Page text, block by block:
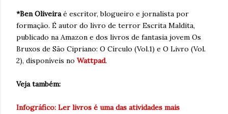
*Ben Oliveiraé escritor, blogueiro e jornalista por
formação. É autor do livro de terror Escrita Maldita,
publicado na Amazon e dos livros de fantasia jovem Os
Bruxos de São Cipriano: O Círculo (Vol.1) e O Livro (Vol.
2), disponíveis no Wattpad.
Veja também:
Infográfico: Ler livros é uma das atividades mais